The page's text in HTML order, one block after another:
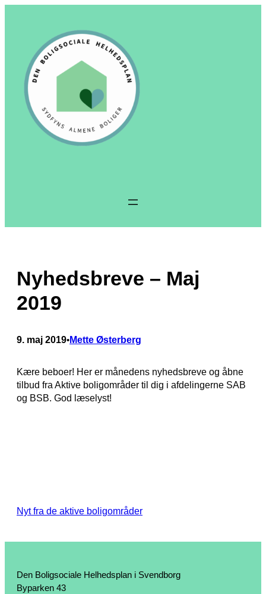
Nyhedsbreve – Maj
2019
9. maj 2019•Mette Østerberg
Kære beboer! Her er månedens nyhedsbreve og åbne
tilbud fra Aktive boligområder til dig i afdelingerne SAB
og BSB. God læselyst!
Nyt fra de aktive boligområder
Den Boligsociale Helhedsplan i Svendborg
Byparken 43